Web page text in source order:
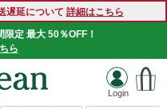
遅延について 詳細はこちら
定 最大 50％OFF！
ら